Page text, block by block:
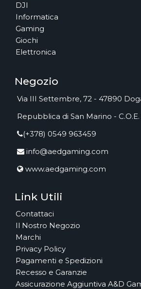
DJI
Informatica
Gaming
Giochi
Elettronica
Negozio
Via III Settembre, 72 - 47890
Repubblica di San Marino -
(+378) 0549 963459
info@aedgaming.com
www.aedgaming.com
Link Utili
Contattaci
Il Nostro Negozio
Marchi
Privacy Policy
Pagamenti e Spedizioni
Recesso e Garanzie
Assicurazione Aggiuntiva A&D